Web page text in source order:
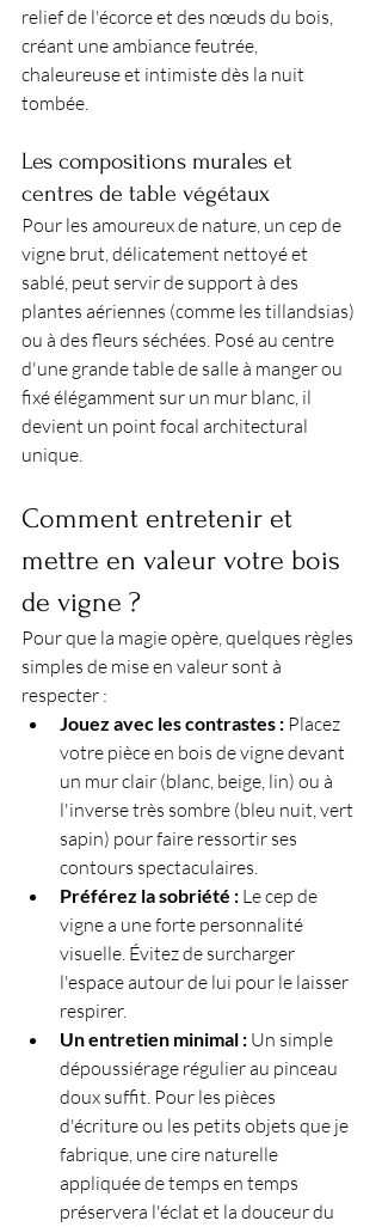
relief de l'écorce et des nœuds du bois,
créant une ambiance feutrée,
chaleureuse et intimiste dès la nuit
tombée.
Les compositions murales et
centres de table végétaux
Pour les amoureux de nature, un cep de
vigne brut, délicatement nettoyé et
sablé, peut servir de support à des
plantes aériennes (comme les tillandsias)
ou à des fleurs séchées. Posé au centre
d'une grande table de salle à manger ou
fixé élégamment sur un mur blanc, il
devient un point focal architectural
unique.
Comment entretenir et
mettre en valeur votre bois
de vigne ?
Pour que la magie opère, quelques règles
simples de mise en valeur sont à
respecter :
Jouez avec les contrastes : Placez
votre pièce en bois de vigne devant
un mur clair (blanc, beige, lin) ou à
l'inverse très sombre (bleu nuit, vert
sapin) pour faire ressortir ses
contours spectaculaires.
Préférez la sobriété : Le cep de
vigne a une forte personnalité
visuelle. Évitez de surcharger
l'espace autour de lui pour le laisser
respirer.
Un entretien minimal : Un simple
dépoussiérage régulier au pinceau
doux suffit. Pour les pièces
d'écriture ou les petits objets que je
fabrique, une cire naturelle
appliquée de temps en temps
préservera l'éclat et la douceur du